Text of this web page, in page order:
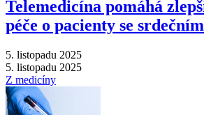
Telemedicína pomáhá
péče o pacienty se
5. listopadu 2025
5. listopadu 2025
Z medicíny